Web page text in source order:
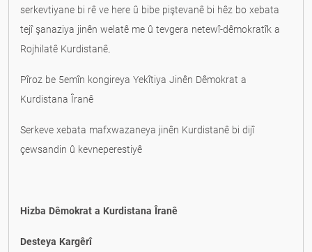
serkevtiyane bi rê ve here û bibe piştevanê bi hêz bo xebata
tejî şanaziya jinên welatê me û tevgera netewî-dêmokratîk a
Rojhilatê Kurdistanê.
Pîroz be 5emîn kongireya Yekîtiya Jinên Dêmokrat a
Kurdistana Îranê
Serkeve xebata mafxwazaneya jinên Kurdistanê bi dijî
çewsandin û kevneperestiyê
Hizba Dêmokrat a Kurdistana Îranê
Desteya Kargêrî